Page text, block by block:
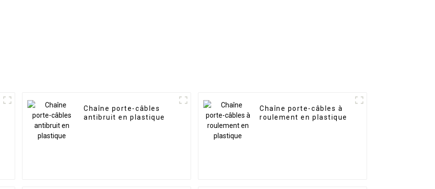
Chaîne porte-câbles
antibruit en plastique
Chaîne porte-câbles à
roulement en plastique